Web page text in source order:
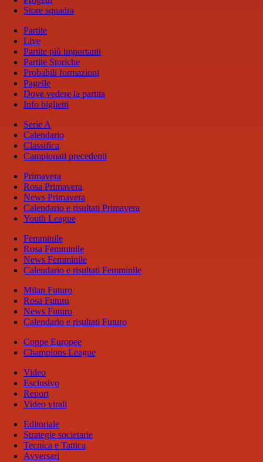
Store squadra
Partite
Live
Partite più importanti
Partite Storiche
Probabili formazioni
Pagelle
Dove vedere la partita
Info biglietti
Serie A
Calendario
Classifica
Campionati precedenti
Primavera
Rosa Primavera
News Primavera
Calendario e risultati Primavera
Youth League
Femminile
Rosa Femminile
News Femminile
Calendario e risultati Femminile
Milan Futuro
Rosa Futuro
News Futuro
Calendario e risultati Futuro
Coppe Europee
Champions League
Video
Esclusivo
Report
Video virali
Editoriale
Strategie societarie
Tecnica e Tattica
Avversari